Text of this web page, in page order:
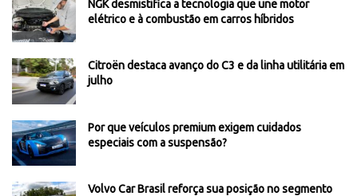
NGK desmistifica a tecnologia que une motor
elétrico e à combustão em carros híbridos
Citroën destaca avanço do C3 e da linha utilitária em
julho
Por que veículos premium exigem cuidados
especiais com a suspensão?
Volvo Car Brasil reforça sua posição no segmento